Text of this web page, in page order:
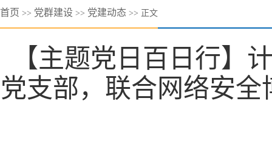
首页 >> 党群建设 >> 党建动态 >> 正文
【主题党日百日行】
党支部，联合网络安